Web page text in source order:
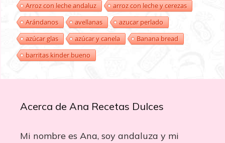
Arroz con leche andaluz
arroz con leche y cerezas
Arándanos
avellanas
azucar perlado
azúcar glas
azúcar y canela
Banana bread
barritas kinder bueno
Acerca de Ana Recetas Dulces
Mi nombre es Ana, soy andaluza y mi